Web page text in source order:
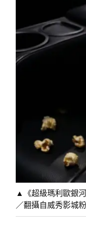
▲《超級瑪利歐銀
／翻攝自威秀影城粉